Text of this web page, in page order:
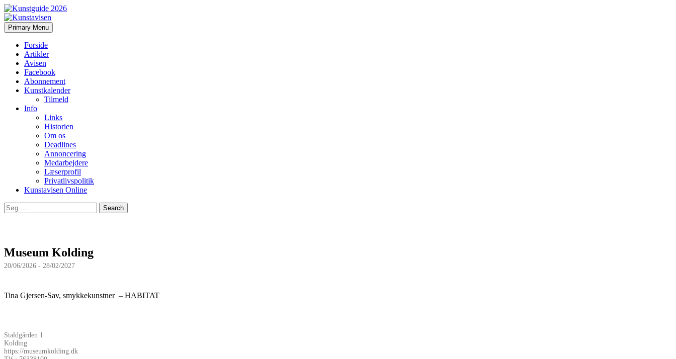
Kunstavisen
Search
Primary Menu Skip
to
Forside
Artikler
Avisen
Facebook
Abonnement
Kunstkalender
Tilmeld
Info
Links
Historien
Om os
Deadlines
Annoncering
Medarbejdere
Læserprofil
Privatlivspolitik
Kunstavisen Online
Search
for:
Museum Kolding
20/06/2026 - 28/02/2027
Tina Gjersen-Sav, smykkekunstner – HABITAT
Staldgården 1
Kolding
https://museumkolding.dk